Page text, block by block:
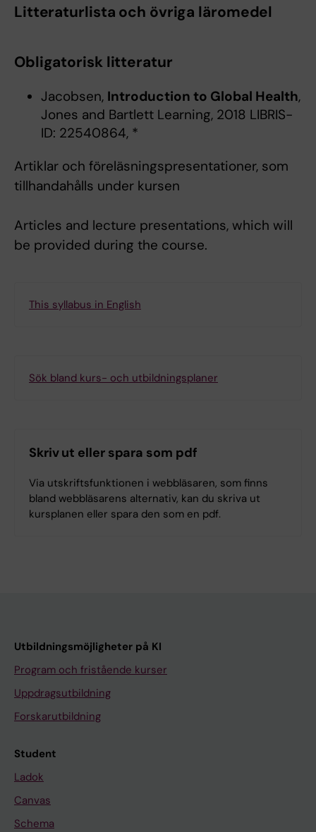
Litteraturlista och övriga läromedel
Obligatorisk litteratur
Jacobsen, Introduction to Global Health,
Jones and Bartlett Learning, 2018 LIBRIS-
ID: 22540864, *
Artiklar och föreläsningspresentationer, som
tillhandahålls under kursen
Articles and lecture presentations, which will
be provided during the course.
This syllabus in English
Sök bland kurs- och utbildningsplaner
Skriv ut eller spara som pdf
Via utskriftsfunktionen i webbläsaren, som finns
bland webbläsarens alternativ, kan du skriva ut
kursplanen eller spara den som en pdf.
Utbildningsmöjligheter på KI
Program och fristående kurser
Uppdragsutbildning
Forskarutbildning
Student
Ladok
Canvas
Schema